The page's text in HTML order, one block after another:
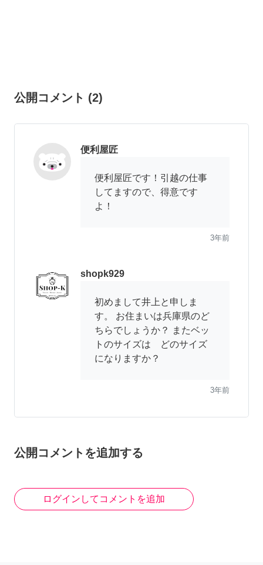
公開コメント (2)
便利屋匠
便利屋匠です！引越の仕事
してますので、得意です
よ！
3年前
shopk929
初めまして井上と申しま
す。 お住まいは兵庫県のど
ちらでしょうか？ またベッ
トのサイズは どのサイズ
になりますか？
3年前
公開コメントを追加する
ログインしてコメントを追加